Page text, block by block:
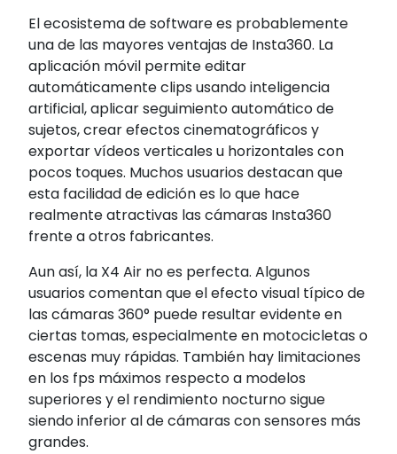
El ecosistema de software es probablemente
una de las mayores ventajas de Insta360. La
aplicación móvil permite editar
automáticamente clips usando inteligencia
artificial, aplicar seguimiento automático de
sujetos, crear efectos cinematográficos y
exportar vídeos verticales u horizontales con
pocos toques. Muchos usuarios destacan que
esta facilidad de edición es lo que hace
realmente atractivas las cámaras Insta360
frente a otros fabricantes.
Aun así, la X4 Air no es perfecta. Algunos
usuarios comentan que el efecto visual típico de
las cámaras 360° puede resultar evidente en
ciertas tomas, especialmente en motocicletas o
escenas muy rápidas. También hay limitaciones
en los fps máximos respecto a modelos
superiores y el rendimiento nocturno sigue
siendo inferior al de cámaras con sensores más
grandes.